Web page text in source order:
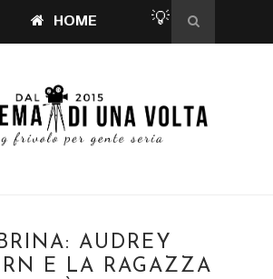
HOME 💡
AUDREY
E LA RAGAZZA